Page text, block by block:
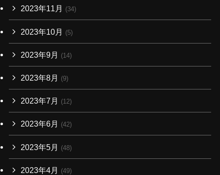
2023年11月 (34)
2023年10月 (5)
2023年9月 (14)
2023年8月 (9)
2023年7月 (12)
2023年6月 (42)
2023年5月 (48)
2023年4月 (49)